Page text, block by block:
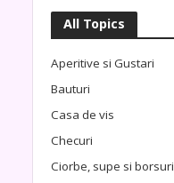
All Topics
Aperitive si Gustari
Bauturi
Casa de vis
Checuri
Ciorbe, supe si borsuri